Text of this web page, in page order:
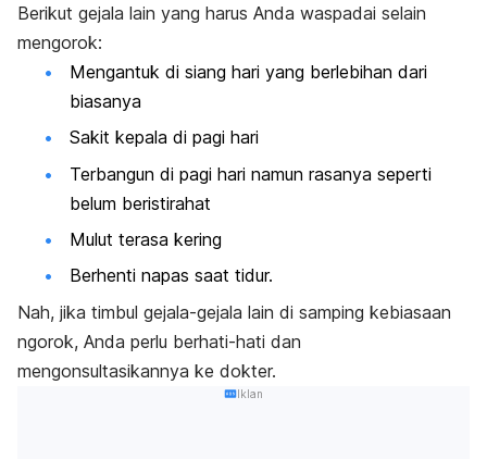
Berikut gejala lain yang harus Anda waspadai selain
mengorok:
Mengantuk di siang hari yang berlebihan dari
biasanya
Sakit kepala di pagi hari
Terbangun di pagi hari namun rasanya seperti
belum beristirahat
Mulut terasa kering
Berhenti napas saat tidur.
Nah, jika timbul gejala-gejala lain di samping kebiasaan
ngorok, Anda perlu berhati-hati dan
mengonsultasikannya ke dokter.
Iklan